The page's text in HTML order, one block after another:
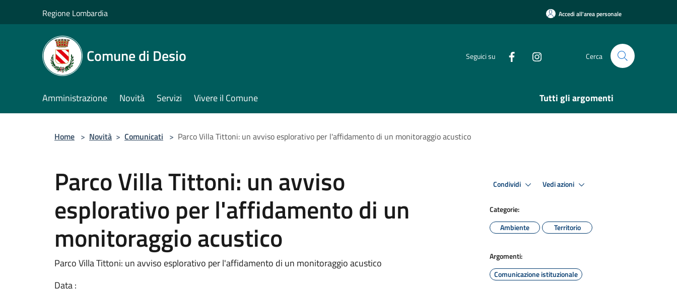
Regione Lombardia Accedi all'area personale
Comune di Desio Seguici su Cerca
Amministrazione Novità Servizi Vivere il Comune Tutti gli argomenti
Home > Novità > Comunicati > Parco Villa Tittoni: un avviso esplorativo per l'affidamento di un monitoraggio acustico
Parco Villa Tittoni: un avviso
esplorativo per l'affidamento di un
monitoraggio acustico
Parco Villa Tittoni: un avviso esplorativo per l'affidamento di un monitoraggio acustico
Data :
Condividi Vedi azioni
Categorie:
Ambiente
Territorio
Argomenti:
Comunicazione istituzionale